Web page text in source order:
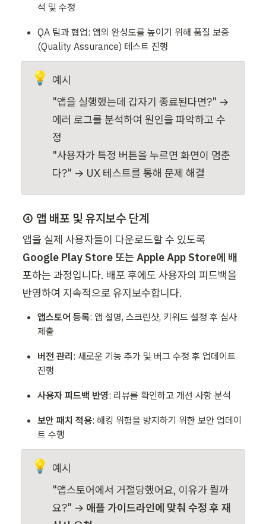
석 및 수정
QA 팀과 협업: 앱의 완성도를 높이기 위해 품질 보증
(Quality Assurance) 테스트 진행
💡 예시
"앱을 실행했는데 갑자기 종료된다면?" →
에러 로그를 분석하여 원인을 파악하고 수
정
"사용자가 특정 버튼을 누르면 화면이 멈춘
다?" → UX 테스트를 통해 문제 해결
④ 앱 배포 및 유지보수 단계
Google Play Store 또는 Apple App Store에 배
포하는 과정입니다. 배포 후에도 사용자의 피드백을
반영하여 지속적으로 유지보수합니다.
앱스토어 등록: 앱 설명, 스크린샷, 키워드 설정 후 심사
제출
버전 관리 : 새로운 기능 추가 및 버그 수정 후 업데이트
진행
사용자 피드백 반영: 리뷰를 확인하고 개선 사항 분석
보안 패치 적용: 해킹 위험을 방지하기 위한 보안 업데이
트 수행
💡 예시
"앱스토어에서 거절당했어요, 이유가 뭘까
요?" → 애플 가이드라인에 맞춰 수정 후 재